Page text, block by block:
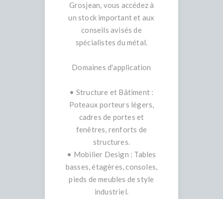
Grosjean, vous accédez à
un stock important et aux
conseils avisés de
spécialistes du métal.
Domaines d'application
• Structure et Bâtiment :
Poteaux porteurs légers,
cadres de portes et
fenêtres, renforts de
structures.
• Mobilier Design : Tables
basses, étagères, consoles,
pieds de meubles de style
industriel.